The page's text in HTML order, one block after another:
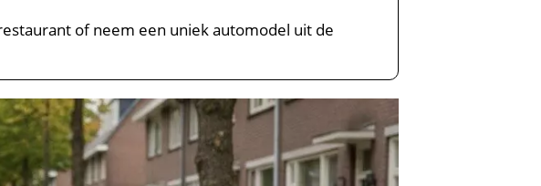
of neem een uniek automodel uit de